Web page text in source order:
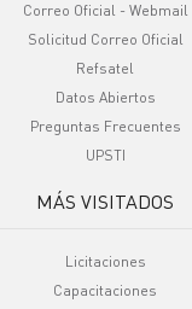
Correo Oficial - Webmail
Solicitud Correo Oficial
Refsatel
Datos Abiertos
Preguntas Frecuentes
UPSTI
MÁS VISITADOS
Licitaciones
Capacitaciones